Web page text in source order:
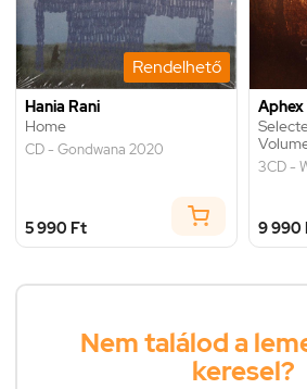
Rendelhető
Hania Rani
Home
CD - Gondwana 2020
5 990 Ft
Aphex
3CD -
9 990
Nem találod a
keresel?